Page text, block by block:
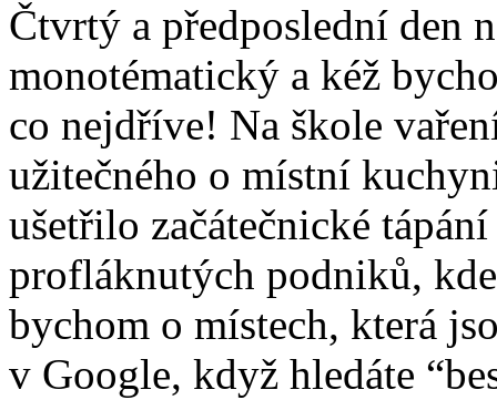
Čtvrtý a předposlední den
monotématický a kéž
co nejdříve! Na škole
užitečného o místní
ušetřilo začátečnické
profláknutých podniků,
bychom o místech, která
v Google, když hledáte